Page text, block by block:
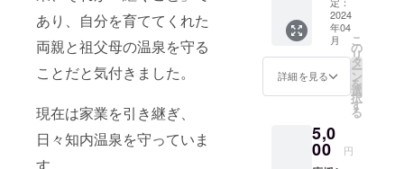
あり、自分を育ててくれた
両親と祖父母の温泉を守る
ことだと気付きました。
現在は家業を引き継ぎ、
日々知内温泉を守っていま
でも珍しい
竹林など大
自然に囲ま
れた知内温
レッシュし
てはいかが
す。 知
内温泉
専務か
ら感謝
のお返
事が届
きま
り3日専
用リ
ターン
2024
年04
月
詳細を見る
こ
の
リ
タ
ー
ン
を
選
択
す
る
5,0
00 円